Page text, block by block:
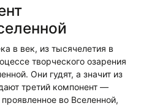
в век, из тысячелетия в
творческого озарения
Они гудят, а значит из
третий компонент —
во Вселенной,